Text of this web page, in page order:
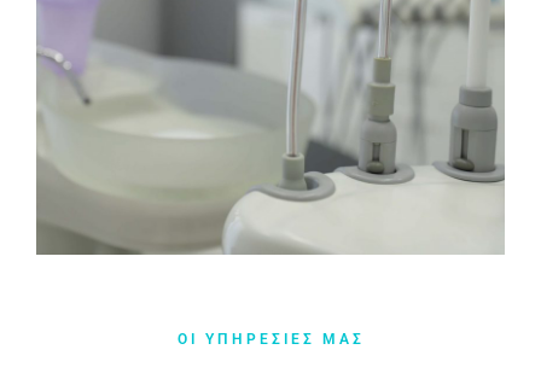
ΟΙ ΥΠΗΡΕΣΙΕΣ ΜΑΣ